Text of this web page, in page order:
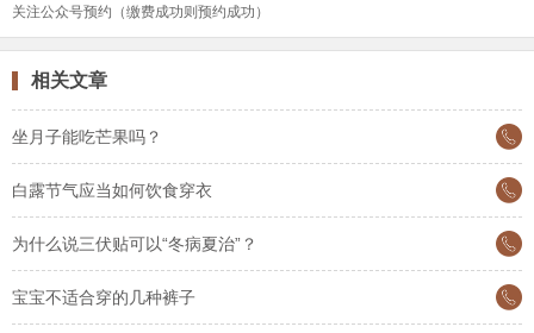
相关文章
坐月子能吃芒果吗？
白露节气应当如何饮食穿衣
为什么说三伏贴可以“冬病夏治”？
宝宝不适合穿的几种裤子